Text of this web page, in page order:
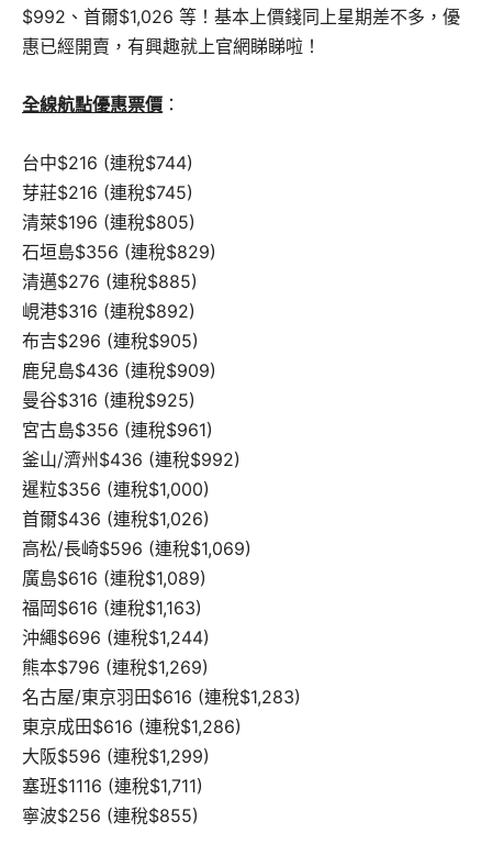
$992、首爾$1,026 等！基本上價錢同上星期差不多，優
惠已經開賣，有興趣就上官網睇睇啦！
全線航點優惠票價 ：
台中$216 (連稅$744)
芽莊$216 (連稅$745)
清萊$196 (連稅$805)
石垣島$356 (連稅$829)
清邁$276 (連稅$885)
峴港$316 (連稅$892)
布吉$296 (連稅$905)
鹿兒島$436 (連稅$909)
曼谷$316 (連稅$925)
宮古島$356 (連稅$961)
釜山/濟州$436 (連稅$992)
暹粒$356 (連稅$1,000)
首爾$436 (連稅$1,026)
高松/長崎$596 (連稅$1,069)
廣島$616 (連稅$1,089)
福岡$616 (連稅$1,163)
沖繩$696 (連稅$1,244)
熊本$796 (連稅$1,269)
名古屋/東京羽田$616 (連稅$1,283)
東京成田$616 (連稅$1,286)
大阪$596 (連稅$1,299)
塞班$1116 (連稅$1,711)
寧波$256 (連稅$855)